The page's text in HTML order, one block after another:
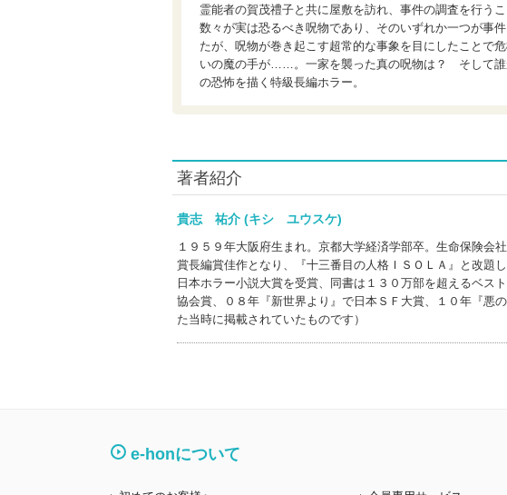
霊能者の賀茂禮子と共に屋敷を訪れ、事件の調査を行う
数々が実は恐るべき呪物であり、そのいずれか一つが事
たが、呪物が巻き起こす超常的な事象を目にしたことで
いの魔の手が……。一家を襲った真の呪物は？ そして
の恐怖を描く特級長編ホラー。
著者紹介
貴志 祐介 (キシ ユウスケ)
１９５９年大阪府生まれ。京都大学経済学部卒。生命保険会
賞長編賞佳作となり、『十三番目の人格ＩＳＯＬＡ』と改題
日本ホラー小説大賞を受賞、同書は１３０万部を超えるベス
協会賞、０８年『新世界より』で日本ＳＦ大賞、１０年『悪
た当時に掲載されていたものです）
e-honについて